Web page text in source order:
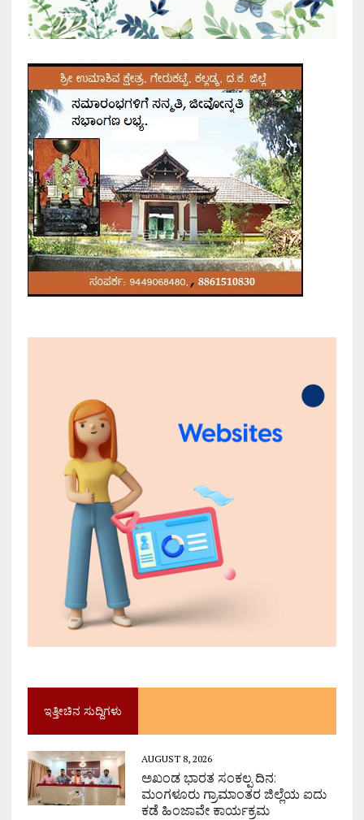
ಇತ್ತೀಚಿನ ಸುದ್ದಿಗಳು
AUGUST 8, 2026
ಅಖಂಡ ಭಾರತ ಸಂಕಲ್ಪ ದಿನ:
ಮಂಗಳೂರು ಗ್ರಾಮಾಂತರ ಜಿಲ್ಲೆಯ ಐದು
ಕಡೆ ಹಿಂಜಾವೇ ಕಾರ್ಯಕ್ರಮ